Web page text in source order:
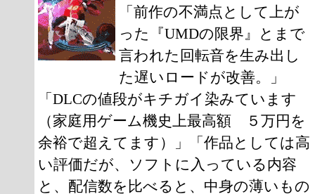
「前作の不満点として上が
った『UMDの限界』とまで
言われた回転音を生み出し
た遅いロードが改善。」
「DLCの値段がキチガイ染みています
（家庭用ゲーム機史上最高額 ５万円を
余裕で超えてます）」「作品としては高
い評価だが、ソフトに入っている内容
と、配信数を比べると、中身の薄いもの